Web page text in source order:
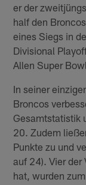
er der
half den
eines Siegs in
Divisional
Allen Super
In seiner
Broncos
Gesamtstatistik
20. Zudem
Punkte zu und
auf 24). Vier der
hat, wurden